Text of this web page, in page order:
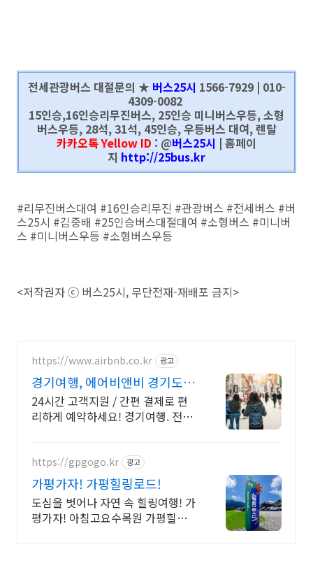
전세관광버스 대절문의 ★ 버스25시 1566-7929 | 010-
4309-0082
15인승,16인승리무진버스, 25인승 미니버스우등, 소형
버스우등, 28석, 31석, 45인승, 우등버스 대여, 렌탈
카카오톡 Yellow ID : @버스25시 | 홈페이
지 http://25bus.kr
#리무진버스대여 #16인승리무진 #관광버스 #전세버스 #버
스25시 #김중배 #25인승버스대절대여 #소형버스 #미니버
스 #미니버스우등 #소형버스우등
<저작권자 ⓒ 버스25시, 무단전재-재배포 금지>
https://www.airbnb.co.kr 광고
경기여행, 에어비앤비 경기도 주
말 쉼터
24시간 고객지원 / 간편 결제로 편
리하게 예약하세요! 경기여행. 전용
https://gpgogo.kr 광고
가평가자! 가평힐링로드!
도심을 벗어나 자연 속 힐링여행! 가
평가자! 아침고요수목원 가평힐링로